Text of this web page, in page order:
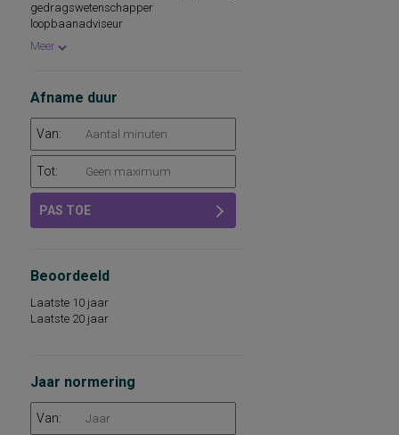
gedragswetenschapper
loopbaanadviseur
medewerker
onderwijsbegeleidingsdiensten
Meer
Afname duur
Van:
Tot:
PAS TOE
Beoordeeld
Laatste 10 jaar
Laatste 20 jaar
Jaar normering
Van: